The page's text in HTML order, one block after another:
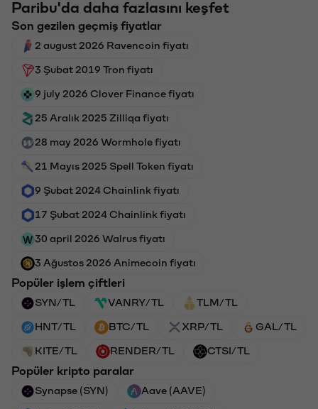
Paribu'da daha fazlasını keşfet
Son gezilen geçmiş fiyatlar
2 august 2026 Ravencoin fiyatı
3 Şubat 2019 Tron fiyatı
9 july 2026 Clover Finance fiyatı
25 Aralık 2025 Zilliqa fiyatı
28 may 2026 Wormhole fiyatı
21 Mayıs 2025 Spell Token fiyatı
9 Şubat 2024 Chainlink fiyatı
17 Şubat 2024 Chainlink fiyatı
30 april 2026 Walrus fiyatı
3 Ağustos 2026 Animecoin fiyatı
Popüler işlem çiftleri
SYN/TL VANRY/TL TLM/TL
HNT/TL BTC/TL XRP/TL GAL/TL
KITE/TL RENDER/TL CTSI/TL
Popüler kripto paralar
Synapse (SYN) Aave (AAVE)